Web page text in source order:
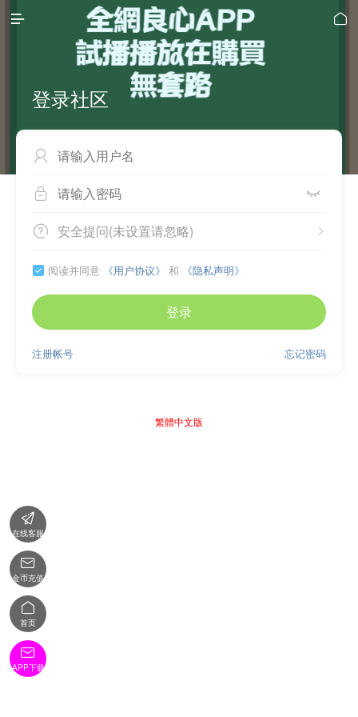
 
登录社区

 
 
安全提问(未设置请忽略)
 阅读并同意 《用户协议》 和 《隐私声明》
登录
忘记密码
注册帐号
繁體中文版

在线客服

金币充值

首页

APP下载